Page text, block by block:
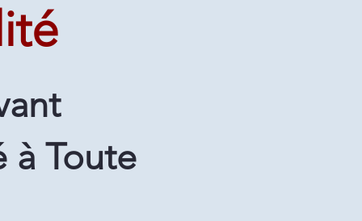
à Toute